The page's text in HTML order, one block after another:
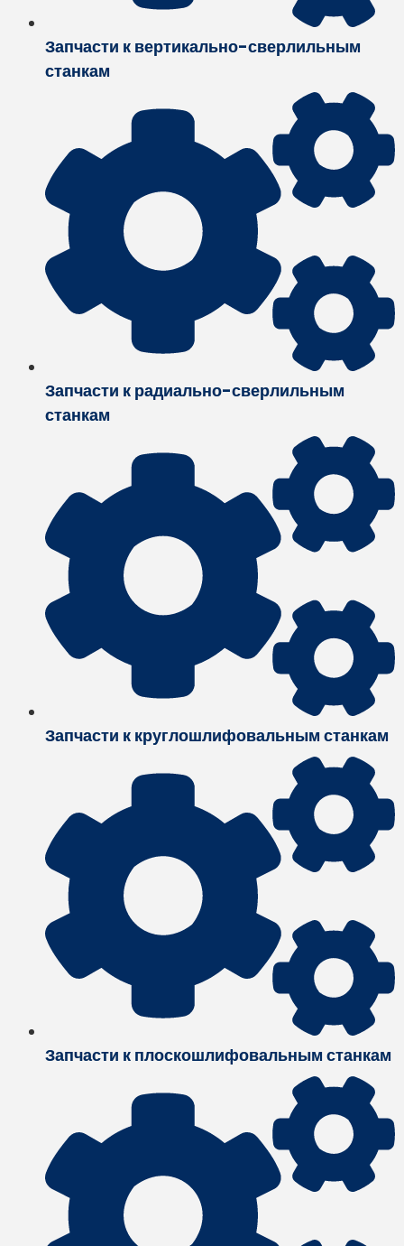
Запчасти к вертикально-сверлильным
станкам
Запчасти к радиально-сверлильным
станкам
Запчасти к круглошлифовальным станкам
Запчасти к плоскошлифовальным станкам